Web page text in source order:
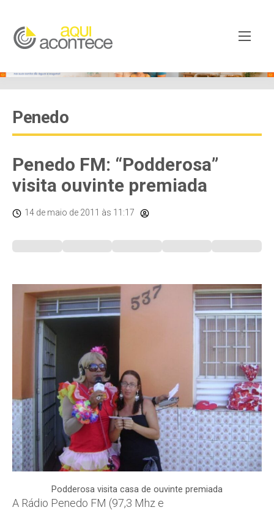
Penedo
Penedo FM: “Podderosa”
visita ouvinte premiada
14 de maio de 2011 às 11:17
Podderosa visita casa de ouvinte premiada
A Rádio Penedo FM (97,3 Mhz e